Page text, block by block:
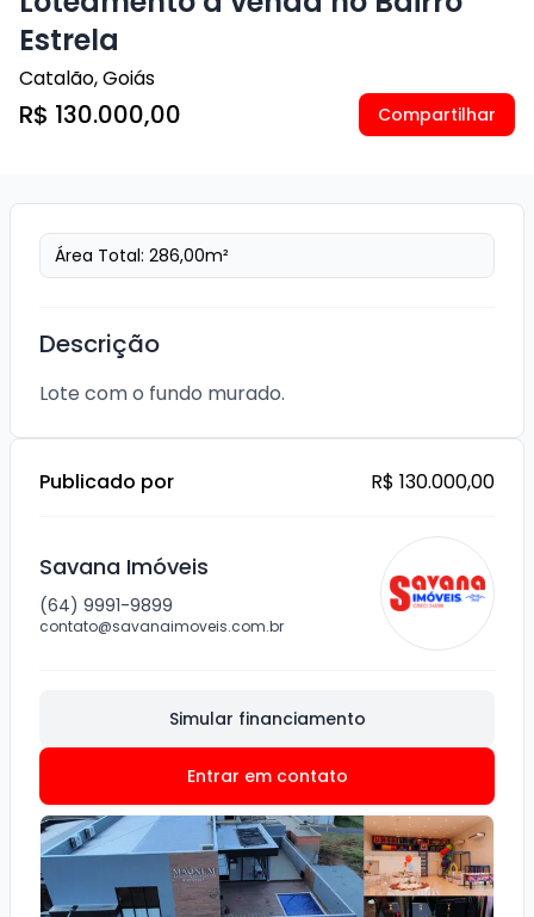
Estrela
Catalão,Goiás
R$ 130.000,00 Compartilhar
Área Total: 286,00m²
Descrição
Lote com o fundo murado.
Publicado por R$ 130.000,00
Savana Imóveis
(64) 9991-9899
contato@savanaimoveis.com.br
Simular financiamento
Entrar em contato